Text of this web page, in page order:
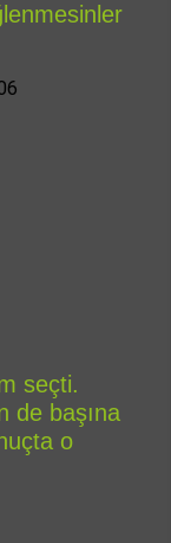
seçti.
de başına
o